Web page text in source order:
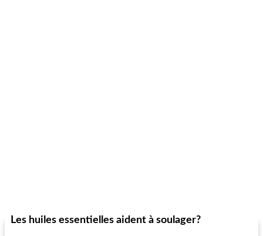
Les huiles essentielles aident à soulager?